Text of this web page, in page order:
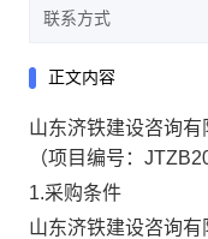
联系方式
正文内容
山东济铁建设咨询
（项目编号：
1.采购条件
山东济铁建设咨询有